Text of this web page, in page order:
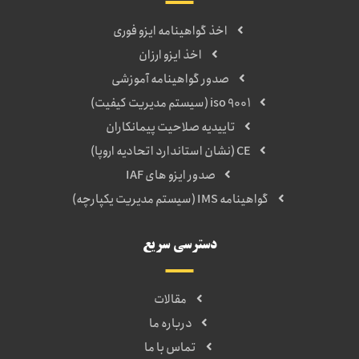
اخذ گواهینامه ایزو فوری
اخذ ایزو ارزان
صدور گواهینامه آموزشی
iso 9001 (سیستم مدیریت کیفیت)
تاییدیه صلاحیت پیمانکاران
CE (نشان استاندارد اتحادیه اروپا)
صدور ایزو های IAF
گواهینامه IMS (سیستم مدیریت یکپارچه)
دسترسی سریع
مقالات
درباره ما
تماس با ما